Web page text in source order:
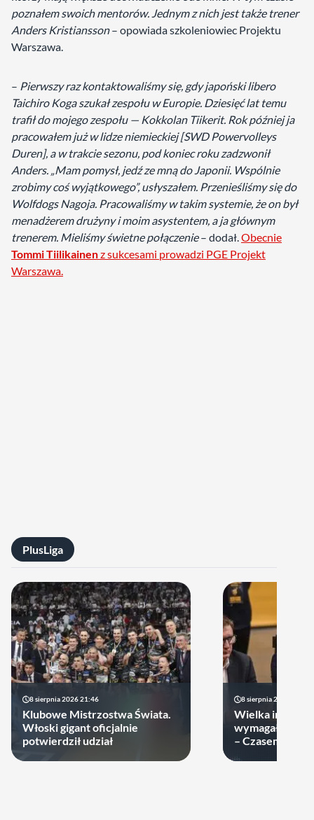
poznałem swoich mentorów. Jednym z nich jest także trener
Anders Kristiansson– opowiada szkoleniowiec Projektu
Warszawa.
– Pierwszy raz kontaktowaliśmy się, gdy japoński libero
Taichiro Koga szukał zespołu w Europie. Dziesięć lat temu
trafił do mojego zespołu — Kokkolan Tiikerit. Rok później ja
pracowałem już w lidze niemieckiej [SWD Powervolleys
Duren], a w trakcie sezonu, pod koniec roku zadzwonił
Anders. „Mam pomysł, jedź ze mną do Japonii. Wspólnie
zrobimy coś wyjątkowego”, usłyszałem. Przenieśliśmy się do
Wolfdogs Nagoja. Pracowaliśmy w takim systemie, że on był
menadżerem drużyny i moim asystentem, a ja głównym
trenerem. Mieliśmy świetne połączenie– dodał.Obecnie
Tommi Tiilikainenz sukcesami prowadzi PGE Projekt
Warszawa.
PlusLiga
8 sierpnia 2026 21:46
Klubowe Mistrzostwa Świata.
Włoski gigant oficjalnie
potwierdził udział
8 sierpnia 2026 19:22
Wielka impreza
wymagała
– Czasem